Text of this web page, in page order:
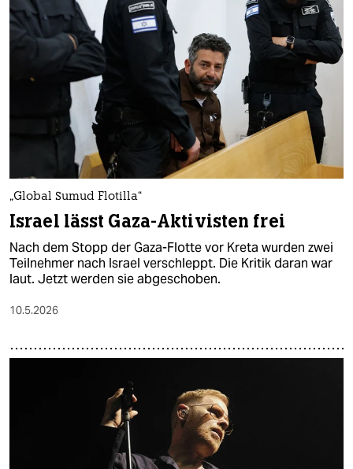
„Global Sumud Flotilla“
Israel lässt Gaza-Aktivisten frei
Nach dem Stopp der Gaza-Flotte vor Kreta wurden zwei
Teilnehmer nach Israel verschleppt. Die Kritik daran war
laut. Jetzt werden sie abgeschoben.
10.5.2026